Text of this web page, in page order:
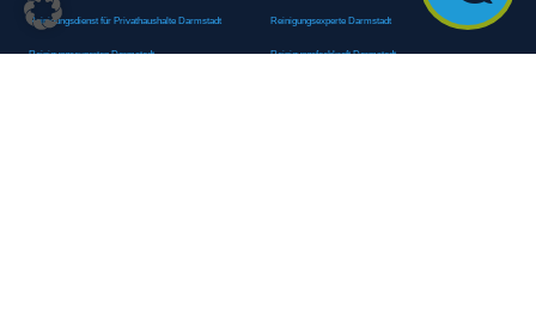
Reinigungsdienst für Privathaushalte Darmstadt Reinigungsexperte Darmstadt
Reinigungsexperten Darmstadt Reinigungsfachkraft Darmstadt